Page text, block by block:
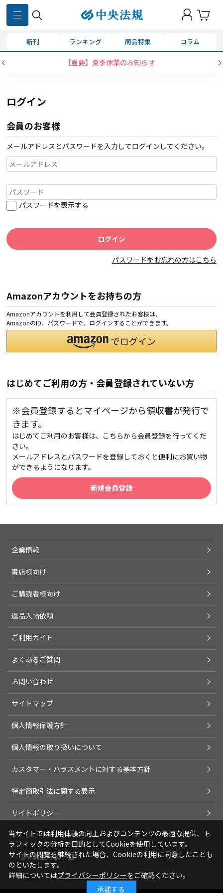
新刊 ランキング 商品特集 コラム
【重要】夏季休業のお知らせ
ログイン
会員のお客様
メールアドレスとパスワードを入力してログインしてください。
パスワードを表示する
パスワードをお忘れの方はこちら
Amazonアカウントをお持ちの方
Amazonアカウントを利用して会員登録されたお客様は、
AmazonのID、パスワードで、ログインすることができます。
はじめてご利用の方・会員登録されていない方
※会員登録するとマイページから領収書が発行で
きます。
はじめてご利用のお客様は、こちらから会員登録を行ってくだ
さい。
メールアドレスとパスワードを登録しておくと便利にお買い物
ができるようになります。
企業情報
書店様向け
ご購読者様向け
返品入帖依頼
ご利用ガイド
よくあるご質問
お問い合わせ
サイトマップ
個人情報保護方針
個人情報の取り扱いについて
カスタマー・ハラスメントに対する基本方針
特定商取引法に関する表示
サイトポリシー
ソーシャルメディアポリシー
一般事業主行動計画
当サイトでは利用体験の向上およびコンテンツの最適な提供、ト
ラフィックの分析を目的としてCookieを使用しています。
サイトの閲覧を継続された場合、Cookieの利用に同意したことも
のといたします。
詳細についてはプライバシーポリシーをご確認ください。
承諾する